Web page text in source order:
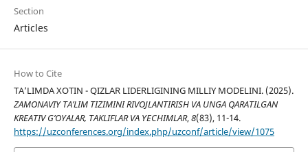
Section
Articles
How to Cite
TA’LIMDA XOTIN - QIZLAR LIDERLIGINING MILLIY MODELINI. (2025).
ZAMONAVIY TA’LIM TIZIMINI RIVOJLANTIRISH VA UNGA QARATILGAN
KREATIV G’OYALAR, TAKLIFLAR VA YECHIMLAR,8(83), 11-14.
https://uzconferences.org/index.php/uzconf/article/view/1075